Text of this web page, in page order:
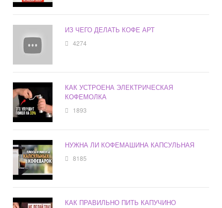
ИЗ ЧЕГО ДЕЛАТЬ КОФЕ АРТ
4274
КАК УСТРОЕНА ЭЛЕКТРИЧЕСКАЯ
КОФЕМОЛКА
1893
НУЖНА ЛИ КОФЕМАШИНА КАПСУЛЬНАЯ
8185
КАК ПРАВИЛЬНО ПИТЬ КАПУЧИНО